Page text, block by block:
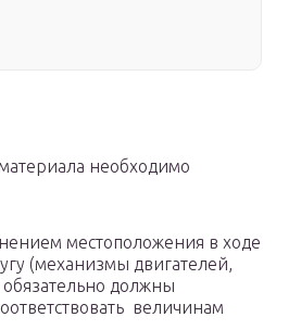
необходимо
местоположения в ходе
(механизмы двигателей,
должны
величинам